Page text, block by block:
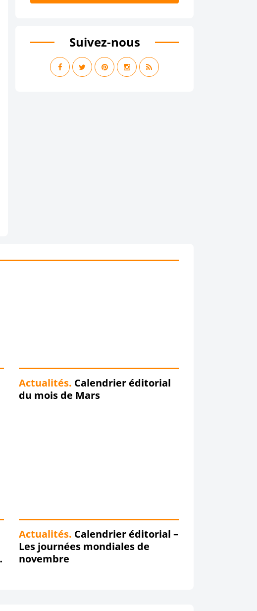
Suivez-nous
Actualités. Calendrier éditorial
du mois de Mars
Actualités. Calendrier éditorial –
Les journées mondiales de
novembre